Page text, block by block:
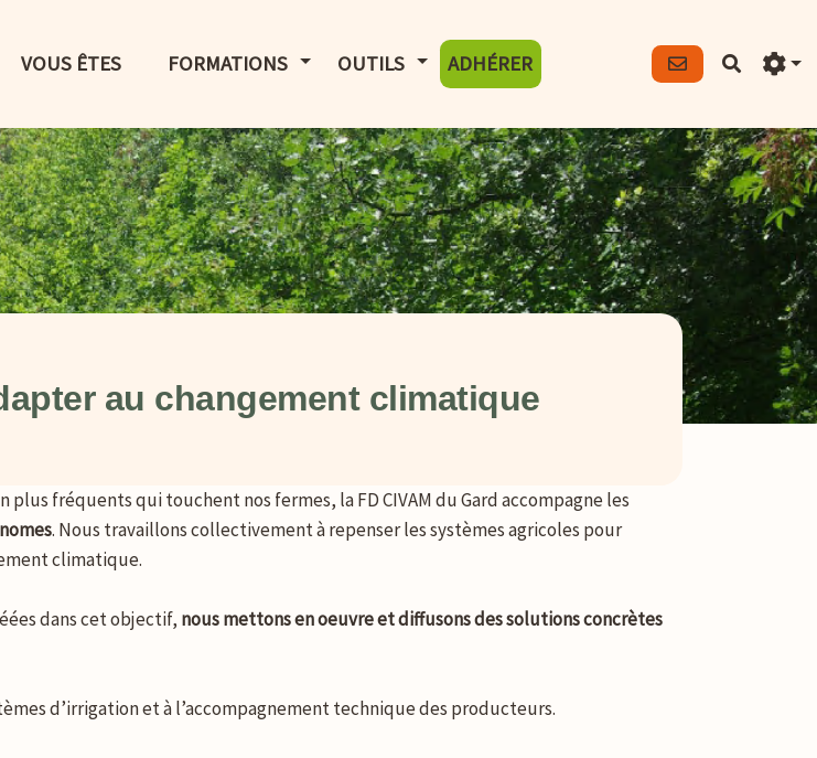
LE MENU
VOUS ÊTES FORMATIONS AFFICHER LE MENU
OUTILS AFFICHER LE MENU
ADHÉRER
au changement climatique
plus fréquents qui touchent nos fermes, la FD CIVAM du Gard accompagne les
. Nous travaillons collectivement à repenser les systèmes agricoles pour
climatique.
dans cet objectif, nous mettons en oeuvre et diffusons des solutions concrètes
d’irrigation et à l’accompagnement technique des producteurs.